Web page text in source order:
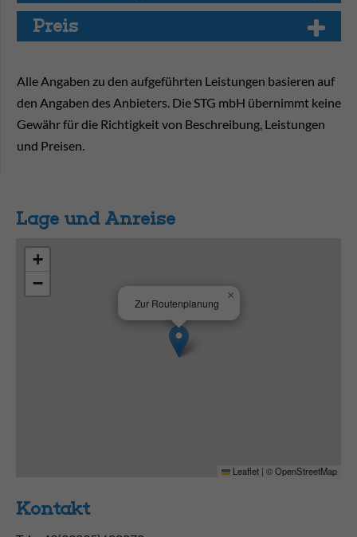
Preis
Alle Angaben zu den aufgeführten Leistungen basieren auf
den Angaben des Anbieters. Die STG mbH übernimmt keine
Gewähr für die Richtigkeit von Beschreibung, Leistungen
und Preisen.
Lage und Anreise
Zur Routenplanung
×
+
−
Leaflet | ©OpenStreetMap
Kontakt